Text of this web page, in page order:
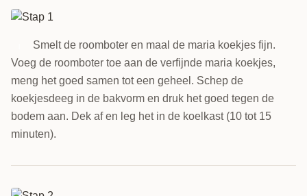
Smelt de roomboter en maal de maria koekjes fijn.
Voeg de roomboter toe aan de verfijnde maria koekjes,
meng het goed samen tot een geheel. Schep de
koekjesdeeg in de bakvorm en druk het goed tegen de
bodem aan. Dek af en leg het in de koelkast (10 tot 15
minuten).